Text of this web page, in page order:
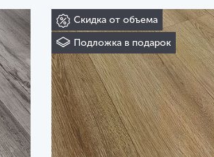
Скидка от объема
Подложка в подарок